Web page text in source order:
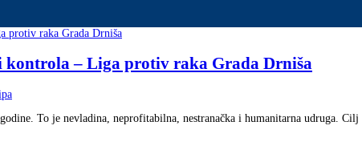
kontrola – Liga protiv raka Grada Drniša
To je nevladina, neprofitabilna, nestranačka i humanitarna udruga.